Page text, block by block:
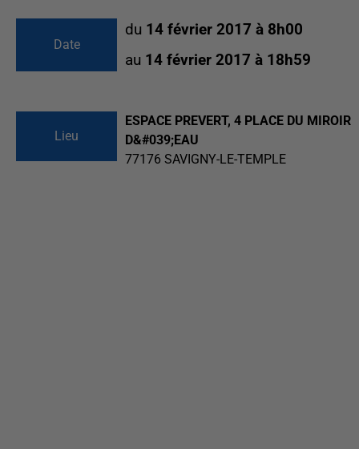
Date
du 14 février 2017 à 8h00
au 14 février 2017 à 18h59
Lieu
ESPACE PREVERT, 4 PLACE DU MIROIR
D&#039;EAU
77176 SAVIGNY-LE-TEMPLE